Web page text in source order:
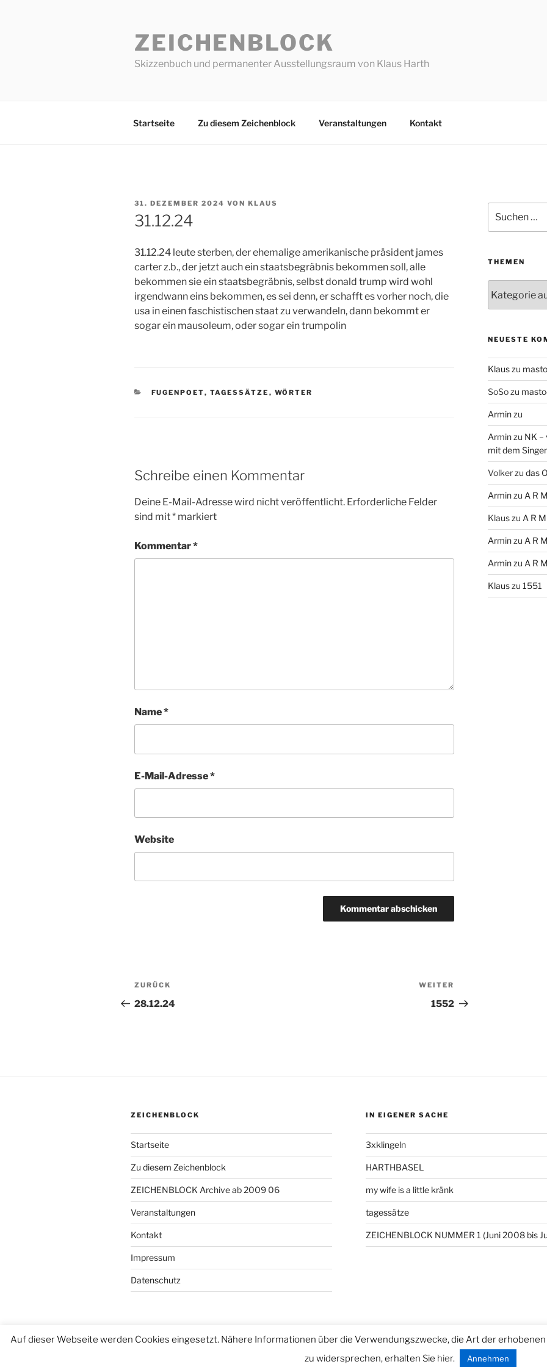
ZEICHENBLOCK
Skizzenbuch und permanenter Ausstellungsraum von Klaus Harth
Startseite Zu diesem Zeichenblock Veranstaltungen Kontakt
VERÖFFENTLICHT
AM
31. DEZEMBER 2024 VON KLAUS
31.12.24
31.12.24 leute sterben, der ehemalige amerikanische präsident james
carter z.b., der jetzt auch ein staatsbegräbnis bekommen soll, alle
bekommen sie ein staatsbegräbnis, selbst donald trump wird wohl
irgendwann eins bekommen, es sei denn, er schafft es vorher noch, die
usa in einen faschistischen staat zu verwandeln, dann bekommt er
sogar ein mausoleum, oder sogar ein trumpolin
KATEGORIEN
FUGENPOET, TAGESSÄTZE , WÖRTER
Schreibe einen Kommentar
Deine E-Mail-Adresse wird nicht veröffentlicht. Erforderliche Felder
sind mit* markiert
Kommentar*
Name*
E-Mail-Adresse*
Website
Beitragsnavigation
Vorheriger
Beitrag
ZURÜCK
28.12.24
Beitrag
WEITER
1552
nach:
THEMEN
NEUESTE
Klauszu
SoSozu
Arminzu
Arminzu NK –
mit dem
Volkerzu das
Arminzu A R
Klauszu A R
Arminzu A R
Arminzu A R
Klauszu 1551
ZEICHENBLOCK
Startseite
Zu diesem Zeichenblock
ZEICHENBLOCK Archive ab 2009 06
Veranstaltungen
Kontakt
Impressum
Datenschutz
IN EIGENER SACHE
3xklingeln
HARTHBASEL
my wife is a little kränk
tagessätze
ZEICHENBLOCK NUMMER 1 (Juni 2008 bis
Datenschutzerklärung
Auf dieser Webseite werden Cookies eingesetzt. Nähere Informationen über die Verwendungszwecke, die Art der
zu widersprechen, erhalten Sie hier. Annehmen